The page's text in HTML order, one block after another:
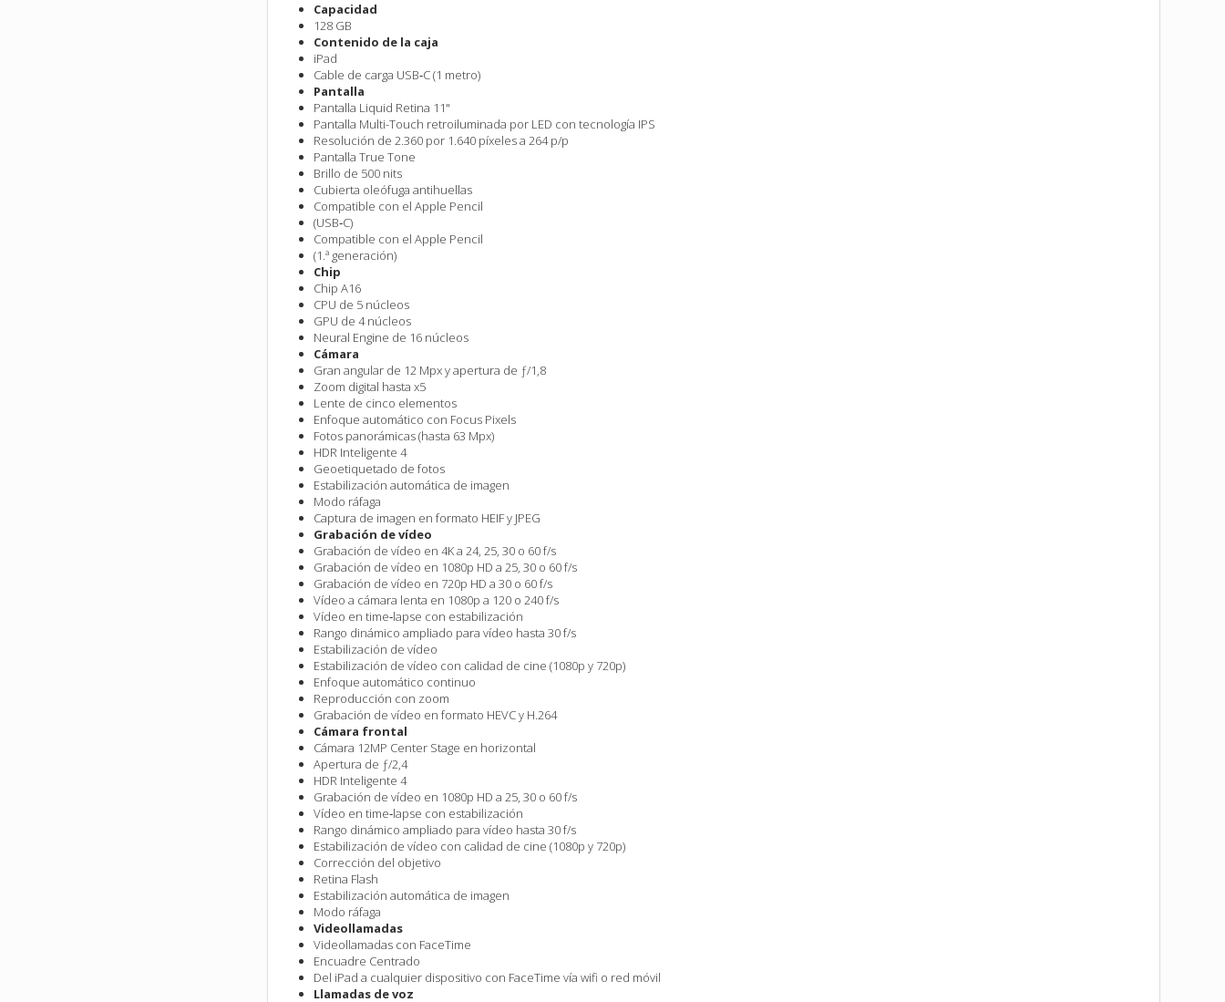
Capacidad
128 GB
Contenido de la caja
iPad
Cable de carga USB‑C (1 metro)
Pantalla
Pantalla Liquid Retina 11"
Pantalla Multi-Touch retroiluminada por LED con tecnología IPS
Resolución de 2.360 por 1.640 píxeles a 264 p/p
Pantalla True Tone
Brillo de 500 nits
Cubierta oleófuga antihuellas
Compatible con el Apple Pencil
(USB‑C)
Compatible con el Apple Pencil
(1.ª generación)
Chip
Chip A16
CPU de 5 núcleos
GPU de 4 núcleos
Neural Engine de 16 núcleos
Cámara
Gran angular de 12 Mpx y apertura de ƒ/1,8
Zoom digital hasta x5
Lente de cinco elementos
Enfoque automático con Focus Pixels
Fotos panorámicas (hasta 63 Mpx)
HDR Inteligente 4
Geoetiquetado de fotos
Estabilización automática de imagen
Modo ráfaga
Captura de imagen en formato HEIF y JPEG
Grabación de vídeo
Grabación de vídeo en 4K a 24, 25, 30 o 60 f/s
Grabación de vídeo en 1080p HD a 25, 30 o 60 f/s
Grabación de vídeo en 720p HD a 30 o 60 f/s
Vídeo a cámara lenta en 1080p a 120 o 240 f/s
Vídeo en time‑lapse con estabili­zación
Rango dinámico ampliado para vídeo hasta 30 f/s
Estabilización de vídeo
Estabilización de vídeo con calidad de cine (1080p y 720p)
Enfoque automático continuo
Reproducción con zoom
Grabación de vídeo en formato HEVC y H.264
Cámara frontal
Cámara 12MP Center Stage en horizontal
Apertura de ƒ/2,4
HDR Inteligente 4
Grabación de vídeo en 1080p HD a 25, 30 o 60 f/s
Vídeo en time‑lapse con estabili­zación
Rango dinámico ampliado para vídeo hasta 30 f/s
Estabilización de vídeo con calidad de cine (1080p y 720p)
Corrección del objetivo
Retina Flash
Estabilización automática de imagen
Modo ráfaga
Videollamadas
Videollamadas con FaceTime
Encuadre Centrado
Del iPad a cualquier dispositivo con FaceTime vía wifi o red móvil
Llamadas de voz